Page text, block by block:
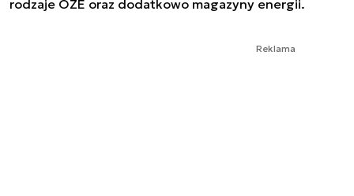
rodzaje OZE oraz dodatkowo magazyny energii.
Reklama